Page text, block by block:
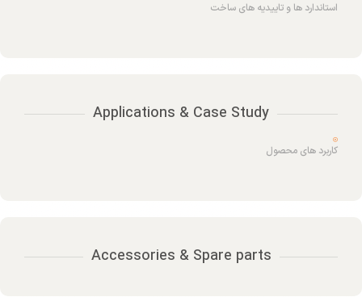
استاندارد ها و تاییدیه های ساخت
Applications & Case Study
کاربرد های محصول
Accessories & Spare parts